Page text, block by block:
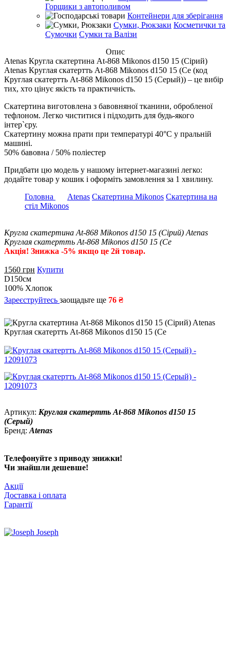
Горщики з автополивом
Контейнери для зберігання
Сумки, Рюкзаки Косметички та
Сумочки Сумки та Валізи
Опис
Atenas Кругла скатертина At-868 Mikonos d150 15 (Сірий)
Atenas Круглая скатертть At-868 Mikonos d150 15 (Се (код
Круглая скатертть At-868 Mikonos d150 15 (Серый)) – це вибір
тих, хто цінує якість та практичність.
Скатертина виготовлена з бавовняної тканини, обробленої
тефлоном. Легко чиститися і підходить для будь-якого
інтер`єру.
Скатертину можна прати при температурі 40°С у пральній
машині.
50% бавовна / 50% поліестер
Придбати цю модель у нашому інтернет-магазині легко:
додайте товар у кошик і оформіть замовлення за 1 хвилину.
Головна
Atenas Скатертина Mikonos Скатертина на
стіл Mikonos
Кругла скатертина At-868 Mikonos d150 15 (Сірий) Atenas
Круглая скатертть At-868 Mikonos d150 15 (Се
Акція! Знижка -5% якщо це 2й товар.
1560 грн Купити
D150см
100% Хлопок
Зареєструйтесь заощадьте ще 76 ₴
Артикул: Круглая скатертть At-868 Mikonos d150 15
(Серый)
Бренд: Atenas
Телефонуйте з приводу знижки!
Чи знайшли дешевше!
Акції
Доставка і оплата
Гарантії